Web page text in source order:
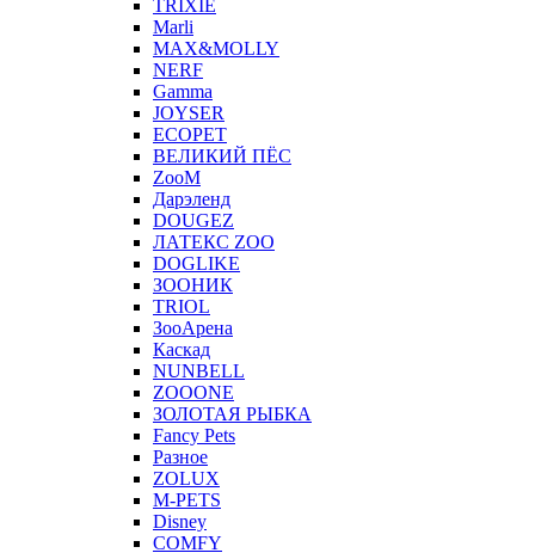
TRIXIE
Marli
MAX&MOLLY
NERF
Gamma
JOYSER
ECOPET
ВЕЛИКИЙ ПЁС
ZooM
Дарэленд
DOUGEZ
ЛАТЕКС ZOO
DOGLIKE
ЗООНИК
TRIOL
ЗооАрена
Каскад
NUNBELL
ZOOONE
ЗОЛОТАЯ РЫБКА
Fancy Pets
Разное
ZOLUX
M-PETS
Disney
COMFY